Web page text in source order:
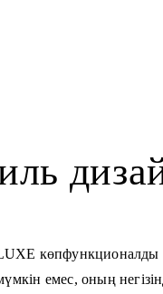
көпфункционалды
емес, оның